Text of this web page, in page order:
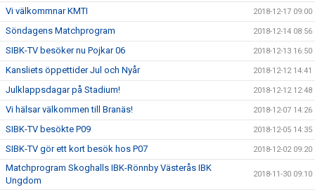
Vi välkommnar KMTI 2018-12-17 09:00
Söndagens Matchprogram 2018-12-14 08:56
SIBK-TV besöker nu Pojkar 06 2018-12-13 16:50
Kansliets öppettider Jul och Nyår 2018-12-12 14:41
Julklappsdagar på Stadium! 2018-12-12 12:48
Vi hälsar välkommen till Branäs! 2018-12-07 14:26
SIBK-TV besökte P09 2018-12-05 14:35
SIBK-TV gör ett kort besök hos P07 2018-12-02 09:20
Matchprogram Skoghalls IBK-Rönnby Västerås IBK
Ungdom
2018-11-30 09:10